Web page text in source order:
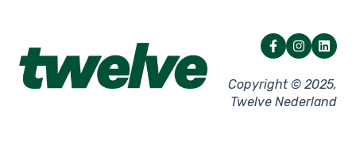
Copyright © 2025,
Twelve Nederland